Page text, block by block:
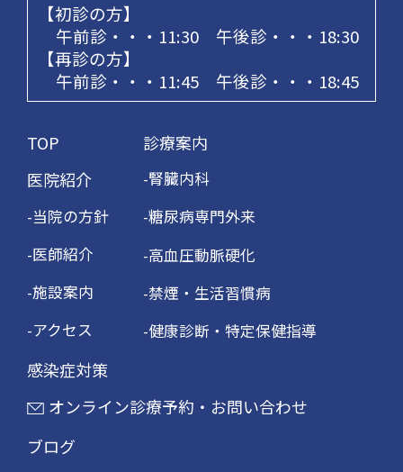
初診の方
午前診・・・11:30 午後診・・・18:30
再診の方
午前診・・・11:45 午後診・・・18:45
TOP
医院紹介
当院の方針
医師紹介
施設案内
アクセス
感染症対策
オンライン診療予約・お問い合わせ
ブログ
診療案内
腎臓内科
糖尿病専門外来
高血圧動脈硬化
禁煙・生活習慣病
健康診断・特定保健指導